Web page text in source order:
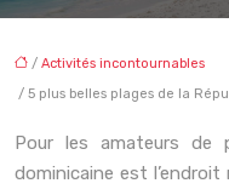
/ Activités incontournables
/ 5 plus belles plages de la
Pour les amateurs de
dominicaine est